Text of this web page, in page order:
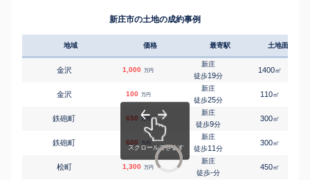
新庄市の土地の成約事例
地域 価格 最寄駅 土地面積
金沢 1,000 万円
新庄
徒歩19分
1400㎡
金沢 100 万円
新庄
徒歩25分
110㎡
鉄砲町 650 万円
新庄
徒歩9分
300㎡
鉄砲町 600 万円
新庄
徒歩11分
300㎡
桧町 1,300 万円
新庄
徒歩-分
450㎡